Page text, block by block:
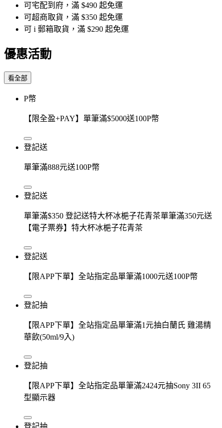
可宅配到府，滿 $490 起免運
可超商取貨，滿 $350 起免運
可 i 郵箱取貨，滿 $290 起免運
優惠活動
看全部
P幣
【限全盈+PAY】單筆滿$5000送100P幣
登記送
單筆滿888元送100P幣
登記送
單筆滿$350 登記送特大杯冰梔子花青茶單筆滿350元送
【電子票券】特大杯冰梔子花青茶
登記送
【限APP下單】全站指定品單筆滿1000元送100P幣
登記抽
【限APP下單】全站指定品單筆滿1元抽白蘭氏 雞湯精
華飲(50ml/9入)
登記抽
【限APP下單】全站指定品單筆滿2424元抽Sony 3II 65
型顯示器
登記抽